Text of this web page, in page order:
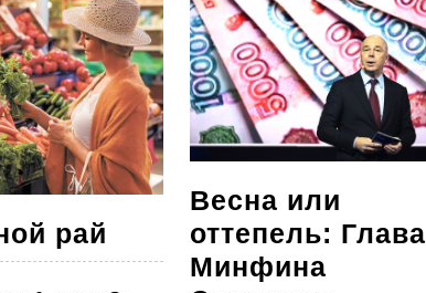
рай Овощной
рай
Весна или
оттепель: Глава
Минфина